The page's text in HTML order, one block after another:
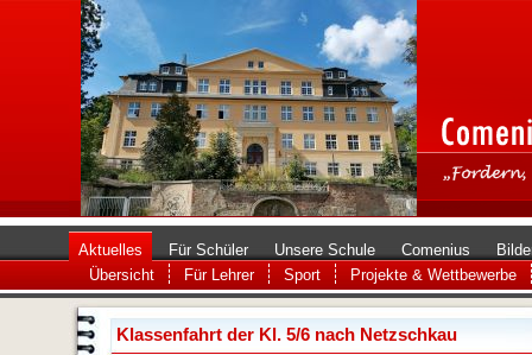
Aktuelles Für Schüler Unsere Schule Comenius
Übersicht
Für Lehrer Sport Projekte & Wettbewerbe
Klassenfahrt der Kl. 5/6 nach Netzschkau